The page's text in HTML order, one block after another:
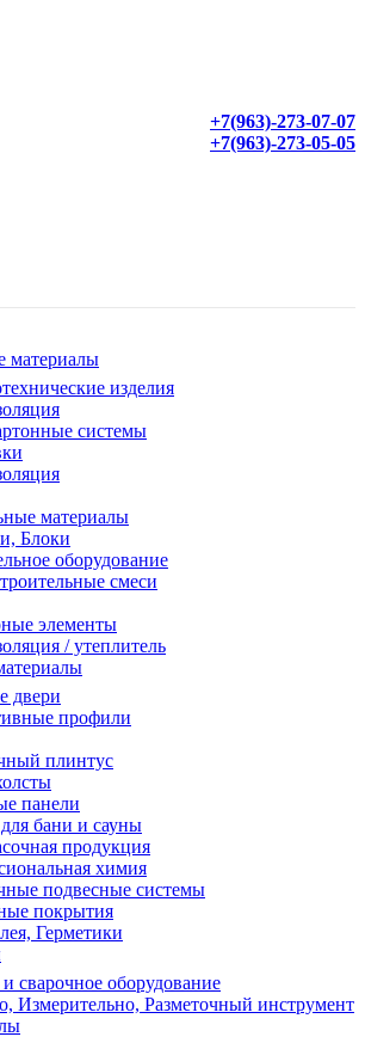
+7(963)-273-07-07
+7(963)-273-05-05
материалы
изделия
системы
материалы
Блоки
оборудование
смеси
элементы
/ утеплитель
двери
профили
плинтус
панели
бани и сауны
продукция
химия
подвесные системы
покрытия
Герметики
и сварочное оборудование
Измерительно, Разметочный инструмент